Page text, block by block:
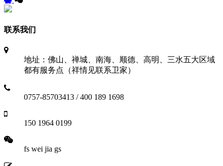
联系我们
地址：佛山、禅城、南海、顺德、高明、三水五大区域
都有服务点（祥情见联系卫家）
0757-85703413 / 400 189 1698
150 1964 0199
fs wei jia gs